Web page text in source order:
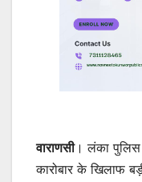
वाराणसी। लंका पुलिस
कारोबार के खिलाफ